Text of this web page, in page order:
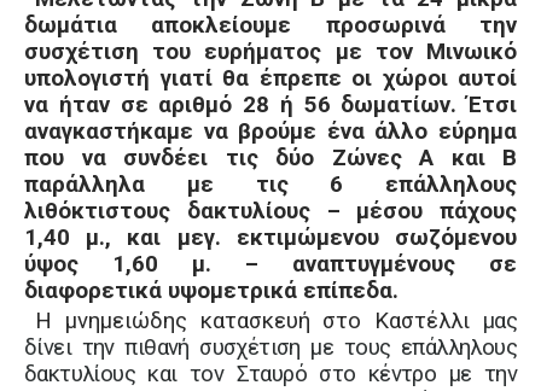
δωμάτια αποκλείουμε προσωρινά την
συσχέτιση του ευρήματος με τον Μινωικό
υπολογιστή γιατί θα έπρεπε οι χώροι αυτοί
να ήταν σε αριθμό 28 ή 56 δωματίων. Έτσι
αναγκαστήκαμε να βρούμε ένα άλλο εύρημα
που να συνδέει τις δύο Ζώνες Α και Β
παράλληλα με τις 6 επάλληλους
λιθόκτιστους δακτυλίους – μέσου πάχους
1,40 μ.,
και μεγ. εκτιμώμενου σωζόμενου
ύψος 1,60 μ. – αναπτυγμένους σε
διαφορετικά υψομετρικά επίπεδα.
Η μνημειώδης κατασκευή στο Καστέλλι μας
δίνει την πιθανή συσχέτιση με τους επάλληλους
δακτυλίους και τον Σταυρό στο κέντρο με την